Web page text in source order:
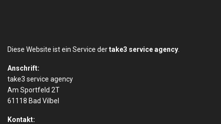
Diese Website ist ein Service dertake3 service agency
Anschrift:
take3 service agency
Am Sportfeld 2T
61118 Bad Vilbel
Kontakt: